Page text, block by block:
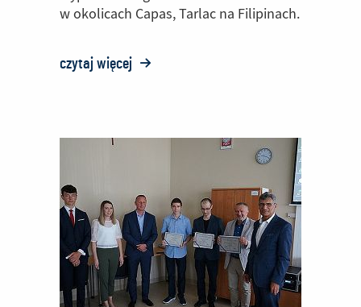
w okolicach Capas, Tarlac na Filipinach.
czytaj więcej o:
PZL
sprawie
wypadku
śmigłowca
S-